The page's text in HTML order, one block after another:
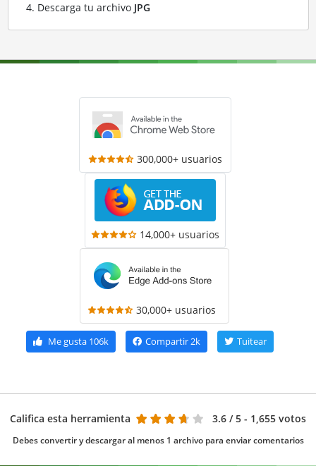
Descarga tu archivo JPG
300,000+ usuarios
14,000+ usuarios
30,000+ usuarios
Me gusta106k Compartir2k Tuitear
Califica esta herramienta 3.6 / 5 - 1,655 votos
Debes convertir y descargar al menos 1 archivo para enviar comentarios